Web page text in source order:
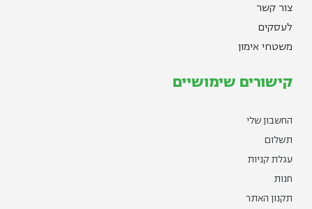
צור קשר
לעסקים
משטחי אימון
קישורים שימושיים
החשבון שלי
תשלום
עגלת קניות
חנות
תקנון האתר